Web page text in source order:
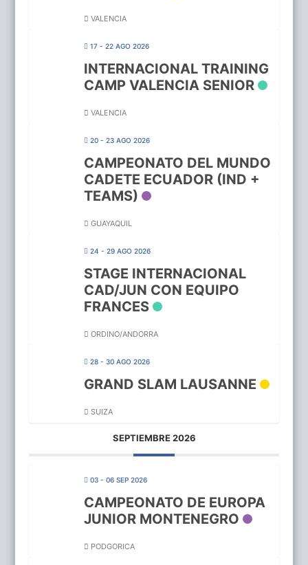
VALENCIA
17 - 22 AGO 2026
INTERNACIONAL TRAINING
CAMP VALENCIA SENIOR
VALENCIA
20 - 23 AGO 2026
CAMPEONATO DEL MUNDO
CADETE ECUADOR (IND +
TEAMS)
GUAYAQUIL
24 - 29 AGO 2026
STAGE INTERNACIONAL
CAD/JUN CON EQUIPO
FRANCES
ORDINO/ANDORRA
28 - 30 AGO 2026
GRAND SLAM LAUSANNE
SUIZA
SEPTIEMBRE 2026
03 - 06 SEP 2026
CAMPEONATO DE EUROPA
JUNIOR MONTENEGRO
PODGORICA